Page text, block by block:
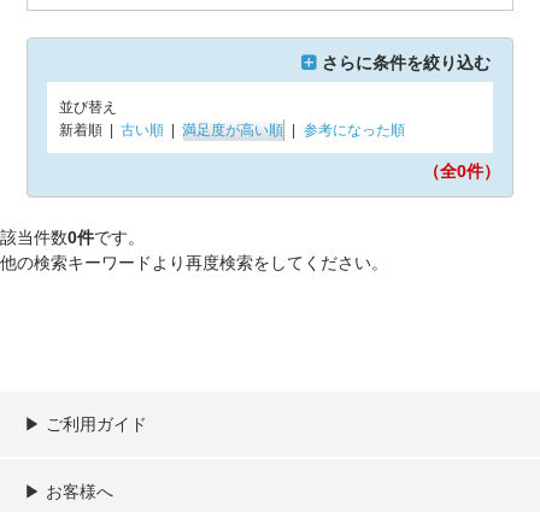
さらに条件を絞り込む
並び替え
新着順
古い順 満足度が高い順 参考になった順
（全0件）
該当件数0件です。
他の検索キーワードより再度検索をしてください。
▶︎ ご利用ガイド
ご利用ガイド
決済／配送／送料について
取り扱い商品一覧
顧客情報の取扱について
特定商取引法の表記
▶︎ お客様へ